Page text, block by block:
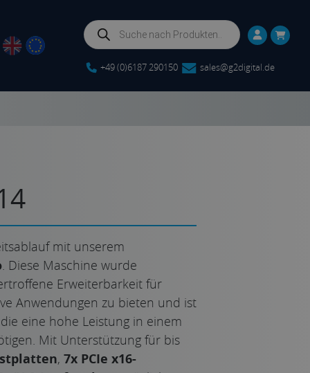
Products
search
+49 (0)6187 290150 sales@g2digital.de
mit unserem
. Diese Maschine wurde
Erweiterbarkeit für
Anwendungen zu bieten und ist
eine hohe Leistung in einem
Mit Unterstützung für bis
, 7x PCIe x16-